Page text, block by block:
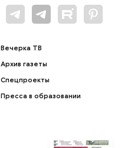
Вечерка ТВ
Архив газеты
Спецпроекты
Пресса в образовании